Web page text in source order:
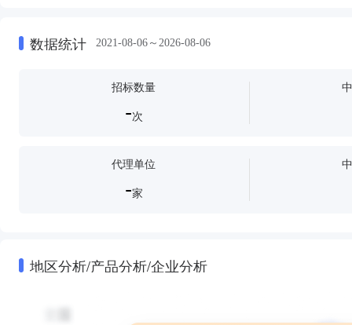
数据统计 2021-08-06～2026-08-06
招标数量
-次
代理单位
-家
地区分析/产品分析/企业分析